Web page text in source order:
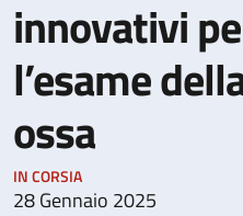
innovativi
l’esame
ossa
IN CORSIA
28 Gennaio 2025